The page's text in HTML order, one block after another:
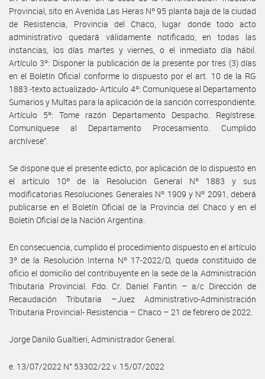
Provincial, sito en Avenida Las Heras Nº 95 planta baja de la ciudad
de Resistencia, Provincia del Chaco, lugar donde todo acto
administrativo quedará válidamente notificado, en todas las
instancias, los días martes y viernes, o el inmediato día hábil.
Artículo 3º: Disponer la publicación de la presente por tres (3) días
en el Boletín Oficial conforme lo dispuesto por el art. 10 de la RG
1883 -texto actualizado- Artículo 4º: Comuníquese al Departamento
Sumarios y Multas para la aplicación de la sanción correspondiente.
Artículo 5º: Tome razón Departamento Despacho. Regístrese.
Comuníquese al Departamento Procesamiento. Cumplido
archívese”.
Se dispone que el presente edicto, por aplicación de lo dispuesto en
el artículo 10º de la Resolución General Nº 1883 y sus
modificatorias Resoluciones Generales Nº 1909 y Nº 2091, deberá
publicarse en el Boletín Oficial de la Provincia del Chaco y en el
Boletín Oficial de la Nación Argentina.
En consecuencia, cumplido el procedimiento dispuesto en el artículo
3º de la Resolución Interna Nº 17-2022/D, queda constituido de
oficio el domicilio del contribuyente en la sede de la Administración
Tributaria Provincial. Fdo. Cr. Daniel Fantin – a/c Dirección de
Recaudación Tributaria –Juez Administrativo-Administración
Tributaria Provincial- Resistencia – Chaco – 21 de febrero de 2022.
Jorge Danilo Gualtieri, Administrador General.
e. 13/07/2022 N° 53302/22 v. 15/07/2022